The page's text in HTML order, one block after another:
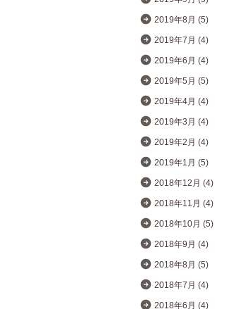
2019年8月 (5)
2019年7月 (4)
2019年6月 (4)
2019年5月 (5)
2019年4月 (4)
2019年3月 (4)
2019年2月 (4)
2019年1月 (5)
2018年12月 (4)
2018年11月 (4)
2018年10月 (5)
2018年9月 (4)
2018年8月 (5)
2018年7月 (4)
2018年6月 (4)